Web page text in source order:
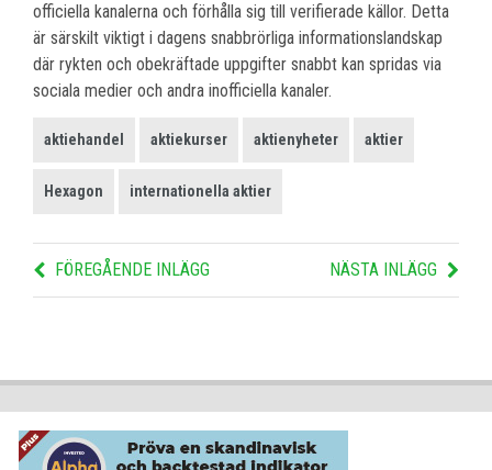
officiella kanalerna och förhålla sig till verifierade källor. Detta
är särskilt viktigt i dagens snabbrörliga informationslandskap
där rykten och obekräftade uppgifter snabbt kan spridas via
sociala medier och andra inofficiella kanaler.
aktiehandel aktiekurser aktienyheter aktier
Hexagon internationella aktier
FÖREGÅENDE INLÄGG NÄSTA INLÄGG